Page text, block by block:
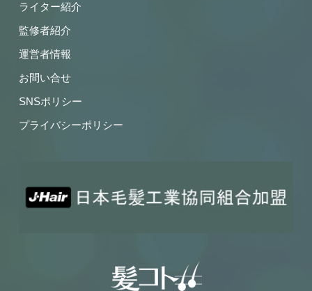
ライター紹介
監修者紹介
運営者情報
お問い合せ
SNSポリシー
プライバシーポリシー